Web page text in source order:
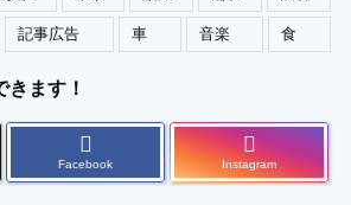
記事広告 車 音楽 食
ます！
Facebook Instagram